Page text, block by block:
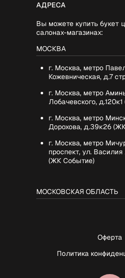
АДРЕСА
Вы можете купить букет
салонах-магазинах:
МОСКВА
г. Москва, метро
Кожевническая, д.7
г. Москва, метро
Лобачевского,
г. Москва, метро
Дорохова, д.39к2б
г. Москва, метро
проспект, ул.
(ЖК Событие)
МОСКОВСКАЯ ОБЛАСТЬ
Оферта
Политика